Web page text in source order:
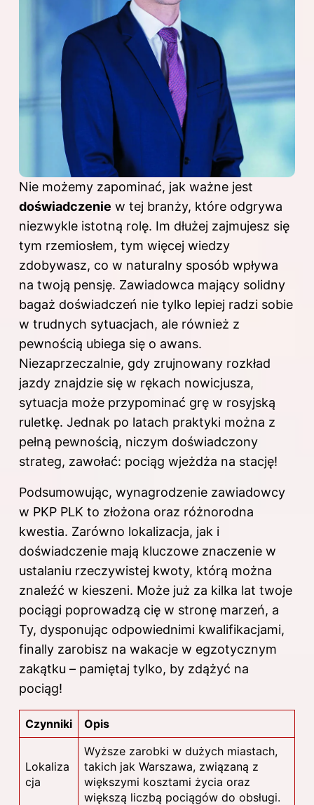
Nie możemy zapominać, jak ważne jest
doświadczenie w tej branży, które odgrywa
niezwykle istotną rolę. Im dłużej zajmujesz się
tym rzemiosłem, tym więcej wiedzy
zdobywasz, co w naturalny sposób wpływa
na twoją pensję. Zawiadowca mający solidny
bagaż doświadczeń nie tylko lepiej radzi sobie
w trudnych sytuacjach, ale również z
pewnością ubiega się o awans.
Niezaprzeczalnie, gdy zrujnowany rozkład
jazdy znajdzie się w rękach nowicjusza,
sytuacja może przypominać grę w rosyjską
ruletkę. Jednak po latach praktyki można z
pełną pewnością, niczym doświadczony
strateg, zawołać: pociąg wjeżdża na stację!
Podsumowując, wynagrodzenie zawiadowcy
w PKP PLK to złożona oraz różnorodna
kwestia. Zarówno lokalizacja, jak i
doświadczenie mają kluczowe znaczenie w
ustalaniu rzeczywistej kwoty, którą można
znaleźć w kieszeni. Może już za kilka lat twoje
pociągi poprowadzą cię w stronę marzeń, a
Ty, dysponując odpowiednimi kwalifikacjami,
finally zarobisz na wakacje w egzotycznym
zakątku – pamiętaj tylko, by zdążyć na
pociąg!
Czynniki Opis
Lokaliza
cja
Wyższe zarobki w dużych miastach,
takich jak Warszawa, związaną z
większymi kosztami życia oraz
większą liczbą pociągów do obsługi.